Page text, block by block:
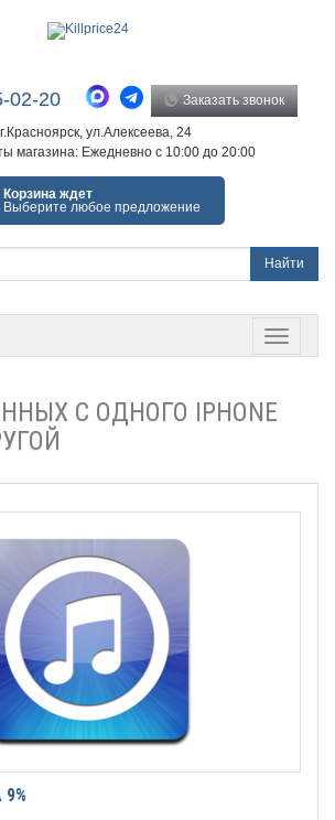
02-20 Заказать звонок
г.Красноярск, ул.Алексеева, 24
магазина: Ежедневно с 10:00 до 20:00
Корзина ждет
Выберите любое предложение
Найти
С ОДНОГО IPHONE